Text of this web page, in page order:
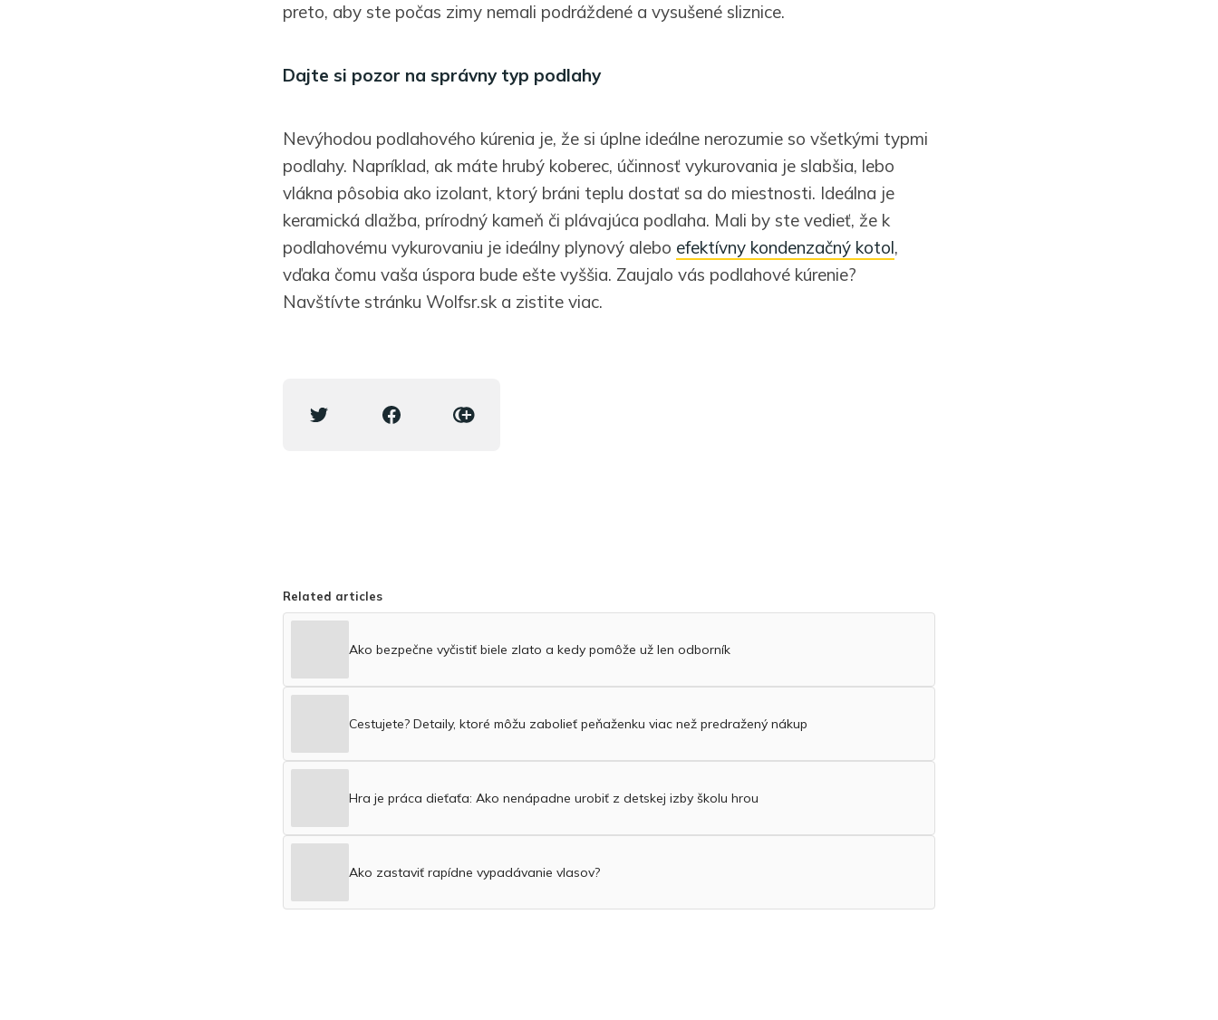
preto, aby ste počas zimy nemali podráždené a vysušené sliznice.
Dajte si pozor na správny typ podlahy
Nevýhodou podlahového kúrenia je, že si úplne ideálne nerozumie so všetkými typmi
podlahy. Napríklad, ak máte hrubý koberec, účinnosť vykurovania je slabšia, lebo
vlákna pôsobia ako izolant, ktorý bráni teplu dostať sa do miestnosti. Ideálna je
keramická dlažba, prírodný kameň či plávajúca podlaha. Mali by ste vedieť, že k
podlahovému vykurovaniu je ideálny plynový alebo efektívny kondenzačný kotol,
vďaka čomu vaša úspora bude ešte vyššia. Zaujalo vás podlahové kúrenie?
Navštívte stránku Wolfsr.sk a zistite viac.
Related articles
Ako bezpečne vyčistiť biele zlato a kedy pomôže už len odborník
Cestujete? Detaily, ktoré môžu zabolieť peňaženku viac než predražený nákup
Hra je práca dieťaťa: Ako nenápadne urobiť z detskej izby školu hrou
Ako zastaviť rapídne vypadávanie vlasov?